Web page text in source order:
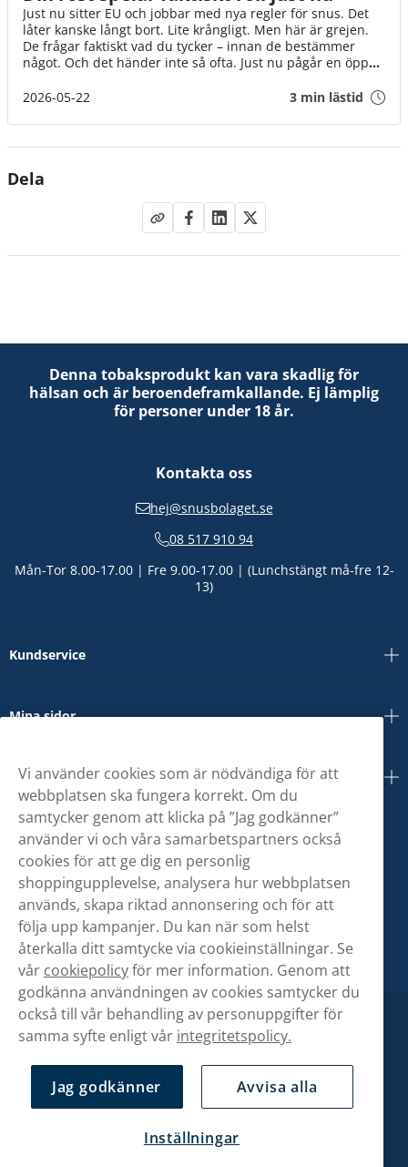
Just nu sitter EU och jobbar med nya regler för snus. Det
låter kanske långt bort. Lite krångligt. Men här är grejen.
De frågar faktiskt vad du tycker – innan de bestämmer
något. Och det händer inte så ofta. Just nu pågår en öppen
organisationer, utan helt vanliga människor. Som du. Det
din.
2026-05-22 3 min lästid
Dela
Denna tobaksprodukt kan vara skadlig för
hälsan och är beroendeframkallande. Ej lämplig
för personer under 18 år.
Kontakta oss
hej@snusbolaget.se
08 517 910 94
Mån-Tor 8.00-17.00 | Fre 9.00-17.00 | (Lunchstängt må-fre 12-
13)
Kundservice
Mina sidor
Om oss
Vi använder cookies som är nödvändiga för att
webbplatsen ska fungera korrekt. Om du
samtycker genom att klicka på ”Jag godkänner”
använder vi och våra samarbetspartners också
cookies för att ge dig en personlig
shoppingupplevelse, analysera hur webbplatsen
används, skapa riktad annonsering och för att
följa upp kampanjer. Du kan när som helst
återkalla ditt samtycke via cookieinställningar. Se
vår cookiepolicyför mer information. Genom att
godkänna användningen av cookies samtycker du
också till vår behandling av personuppgifter för
samma syfte enligt vår integritetspolicy.
Jag godkänner Avvisa alla
Inställningar